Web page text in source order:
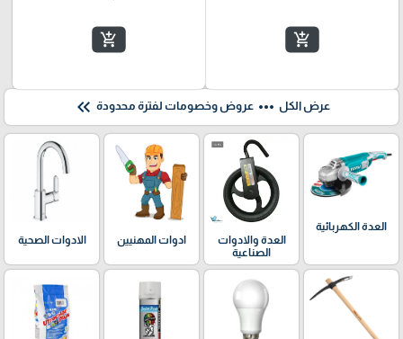
add_shopping_cart
add_shopping_cart
عرض الكل more_horiz عروض وخصومات لفترة محدودة keyboard_double_arrow_left
العدة الكهربائية
العدة والادوات
الصناعية
ادوات المهنيين الادوات الصحية